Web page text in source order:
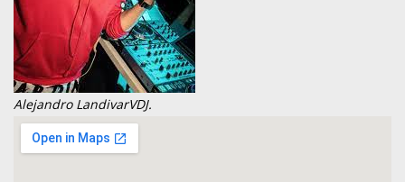
Alejandro LandivarVDJ.